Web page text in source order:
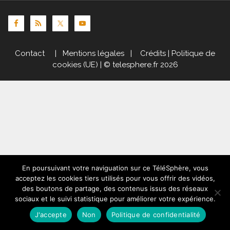
Contact| Mentions légales | Crédits | Politique de
cookies (UE) | © telesphere.fr 2026
En poursuivant votre naviguation sur ce TéléSphère, vous
acceptez les cookies tiers utilisés pour vous offrir des vidéos,
des boutons de partage, des contenus issus des réseaux
sociaux et le suivi statistique pour améliorer votre expérience.
J'accepte
Non Politique de confidentialité